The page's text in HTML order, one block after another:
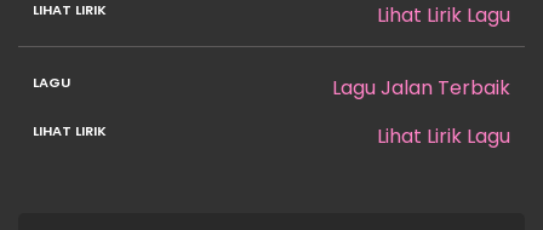
Lihat Lirik Lagu
Lagu Jalan Terbaik
Lihat Lirik Lagu